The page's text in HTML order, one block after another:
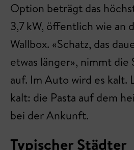
Option beträgt das
3,7 kW, öffentlich wie an
Wallbox. «Schatz, das
etwas länger», nimmt die
auf. Im Auto wird es kalt.
kalt: die Pasta auf dem
bei der Ankunft.
Typischer Städter